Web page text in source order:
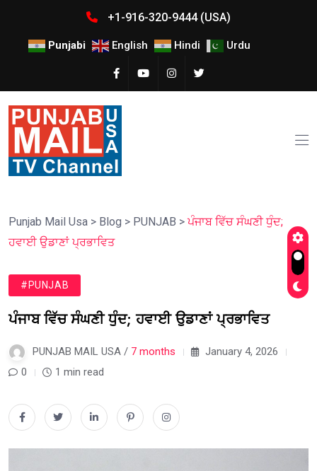
+1-916-320-9444 (USA)
Punjabi English Hindi Urdu
Punjab Mail Usa > Blog > PUNJAB >ਪੰਜਾਬ ਵਿੱਚ ਸੰਘਣੀ ਧੁੰਦ;
ਹਵਾਈ ਉਡਾਣਾਂ ਪ੍ਰਭਾਵਿਤ
#PUNJAB
ਪੰਜਾਬ ਵਿੱਚ ਸੰਘਣੀ ਧੁੰਦ; ਹਵਾਈ ਉਡਾਣਾਂ ਪ੍ਰਭਾਵਿਤ
PUNJAB MAIL USA / 7 months
January 4, 2026
0
1 min read